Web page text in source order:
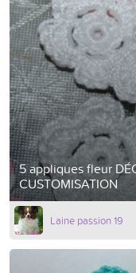
5 appliques fleur
CUSTOMISATION
Laine passion 19